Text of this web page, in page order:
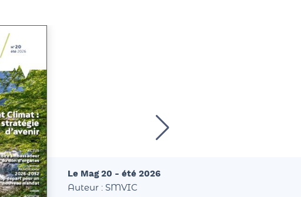
Le Mag 20 - été 2026
Auteur : SMVIC